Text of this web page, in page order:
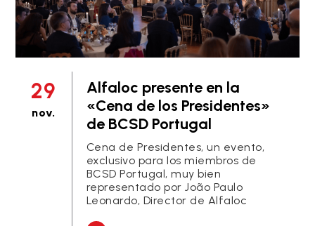
29
nov.
Alfaloc presente en la
«Cena de los Presidentes»
de BCSD Portugal
Cena de Presidentes, un evento,
exclusivo para los miembros de
BCSD Portugal, muy bien
representado por João Paulo
Leonardo, Director de Alfaloc